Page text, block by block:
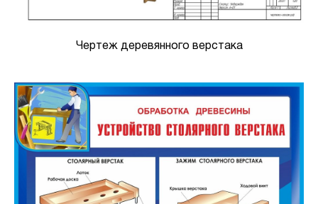
Чертеж деревянного верстака